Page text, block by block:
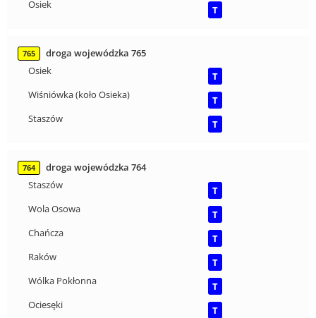
Osiek T
765
droga wojewódzka 765
Osiek
T
Wiśniówka (koło Osieka)
T
Staszów
T
764
droga wojewódzka 764
Staszów
T
Wola Osowa
T
Chańcza
T
Raków
T
Wólka Pokłonna
T
Ociesęki
T